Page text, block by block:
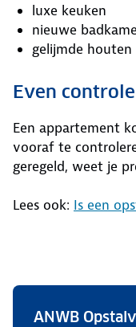
luxe keuken
nieuwe
gelijmde
Even
Een appartement
vooraf te
geregeld, weet je
Lees ook: Is een
ANWB